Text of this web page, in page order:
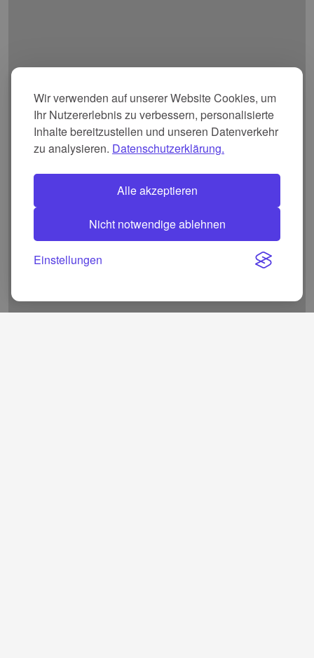
Wir verwenden auf unserer Website Cookies, um
Ihr Nutzererlebnis zu verbessern, personalisierte
Inhalte bereitzustellen und unseren Datenverkehr
zu analysieren. Datenschutzerklärung.
Alle akzeptieren
Nicht notwendige ablehnen
Einstellungen